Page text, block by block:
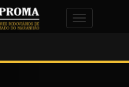
Alternar